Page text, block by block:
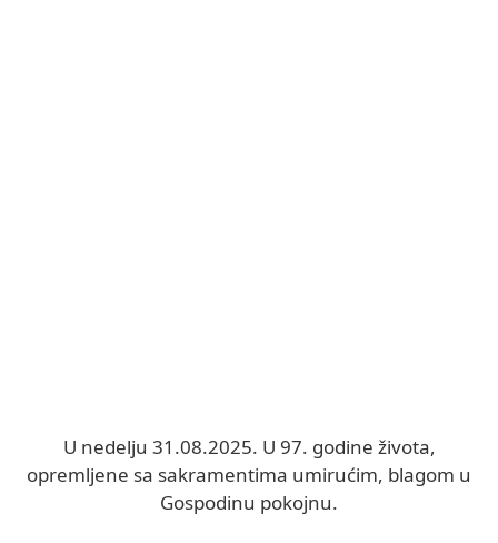
U nedelju 31.08.2025. U 97. godine života,
opremljene sa sakramentima umirućim, blagom u
Gospodinu pokojnu.